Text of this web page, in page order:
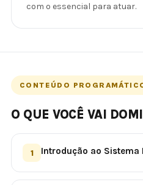
com o essencial para atuar.
CONTEÚDO
O QUE VOCÊ VAI
1 Introdução ao Sistema